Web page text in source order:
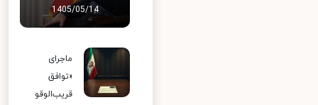
1405/05/14
ماجرای
«توافق
قریب‌الوقو